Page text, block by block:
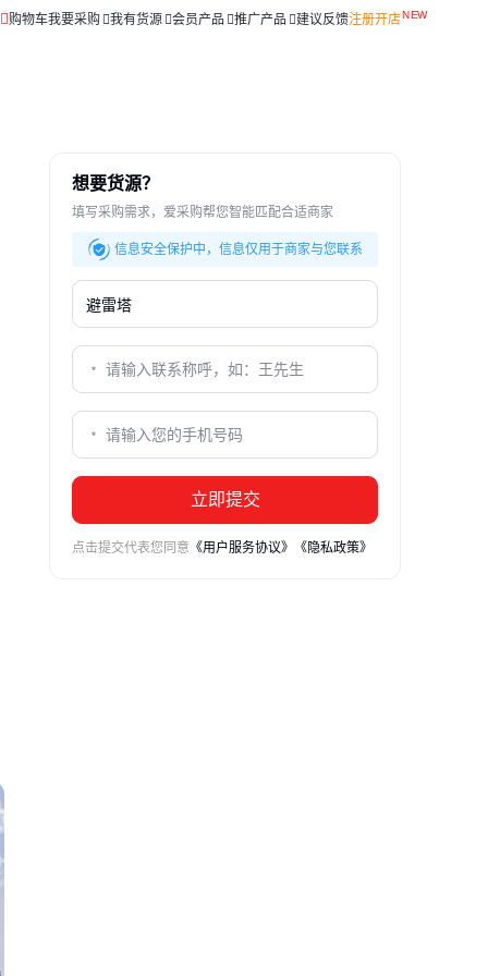
购物车我要采购 我有货源 会员产品 推广产品 建议反馈注册开店
想要货源？
填写采购需求，爱采购帮您智能匹配合适商家
信息安全保护中，信息仅用于商家与您联系
立即提交
点击提交代表您同意 《用户服务协议》 《隐私政策》